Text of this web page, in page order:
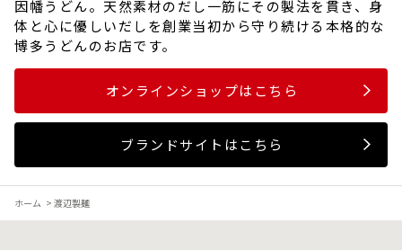
因幡うどん。天然素材のだし一筋にその製法を貫き、身
体と心に優しいだしを創業当初から守り続ける本格的な
博多うどんのお店です。
オンラインショップはこちら
ブランドサイトはこちら
ホーム > 渡辺製麺